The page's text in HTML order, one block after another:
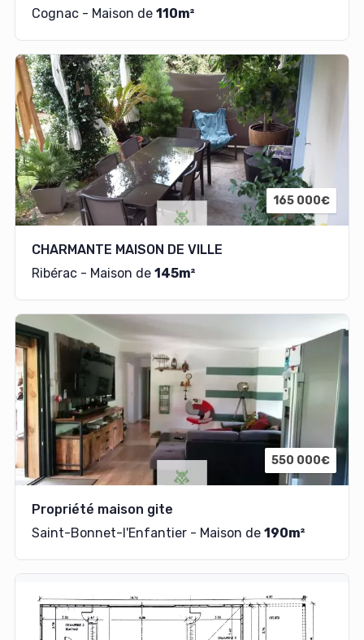
Cognac - Maison de 110m²
165 000€
CHARMANTE MAISON DE VILLE
Ribérac - Maison de 145m²
550 000€
Propriété maison gite
Saint-Bonnet-l'Enfantier - Maison de 190m²